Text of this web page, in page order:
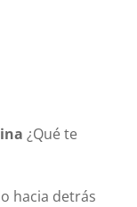
¿Qué te
hacia detrás